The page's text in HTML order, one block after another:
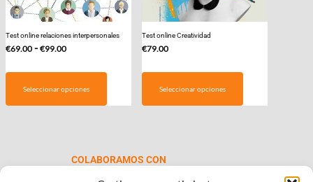
Test online relaciones interpersonales
€69.00 - €99.00Rango
desde
Seleccionar opciones
opciones
Test online Creatividad
€79.00
Seleccionar opciones
COLABORAMOS CON